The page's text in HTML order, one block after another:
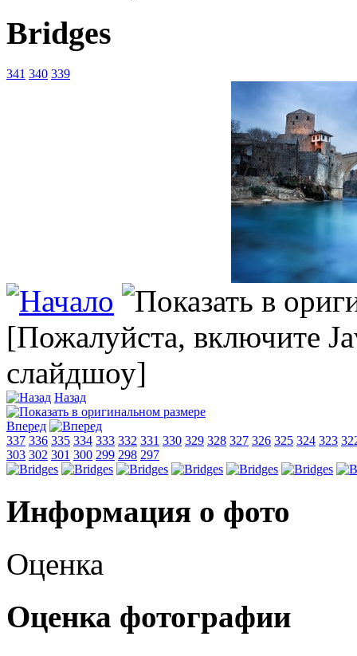
Bridges
341 340 339
[Пожалуйста, включите
слайдшоу]
Назад
Вперед
337 336 335 334 333 332 331 330 329 328 327 326 325 324 323
303 302 301 300 299 298 297
Информация о фото
Оценка
Оценка фотографии